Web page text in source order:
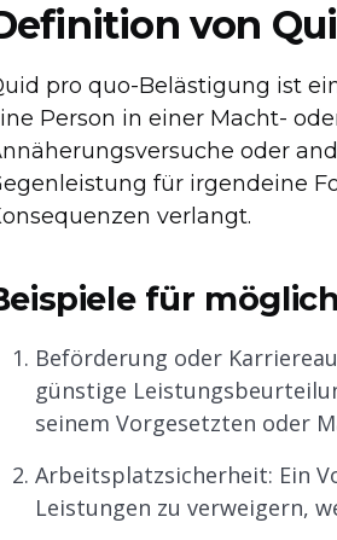
von
pro quo-Belästigung ist
Person in einer Macht-
oder
für irgendeine
verlangt.
für
Beförderung oder
günstige
seinem Vorgesetzten oder
Arbeitsplatzsicherheit: Ein
Leistungen zu verweigern,